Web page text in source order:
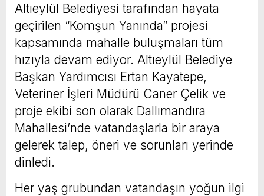
Altıeylül Belediyesi tarafından hayata
geçirilen “Komşun Yanında” projesi
kapsamında mahalle buluşmaları tüm
hızıyla devam ediyor. Altıeylül Belediye
Başkan Yardımcısı Ertan Kayatepe,
Veteriner İşleri Müdürü Caner Çelik ve
proje ekibi son olarak Dallımandıra
Mahallesi’nde vatandaşlarla bir araya
gelerek talep, öneri ve sorunları yerinde
dinledi.
Her yaş grubundan vatandaşın yoğun ilgi